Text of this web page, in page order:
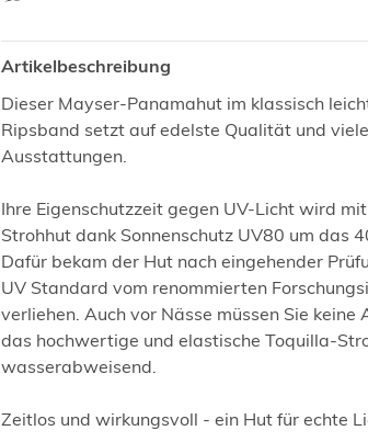
Artikelbeschreibung
Dieser Mayser-Panamahut im klassisch
Ripsband setzt auf edelste Qualität und
Ausstattungen.
Ihre Eigenschutzzeit gegen UV-Licht wird
Strohhut dank Sonnenschutz UV80 um das
Dafür bekam der Hut nach eingehender
UV Standard vom renommierten
verliehen. Auch vor Nässe müssen Sie keine
das hochwertige und elastische Toquilla-
wasserabweisend.
Zeitlos und wirkungsvoll - ein Hut für echte